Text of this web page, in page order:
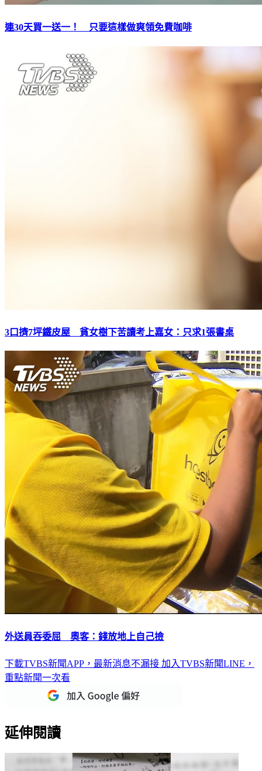
連30天買一送一！ 只要這樣做爽領免費咖啡
3口擠7坪鐵皮屋 貧女樹下苦讀考上嘉女：只求1張書桌
外送員吞委屈 奧客：錢放地上自己撿
下載TVBS新聞APP，最新消息不漏接 加入TVBS新聞LINE，
重點新聞一次看
延伸閱讀